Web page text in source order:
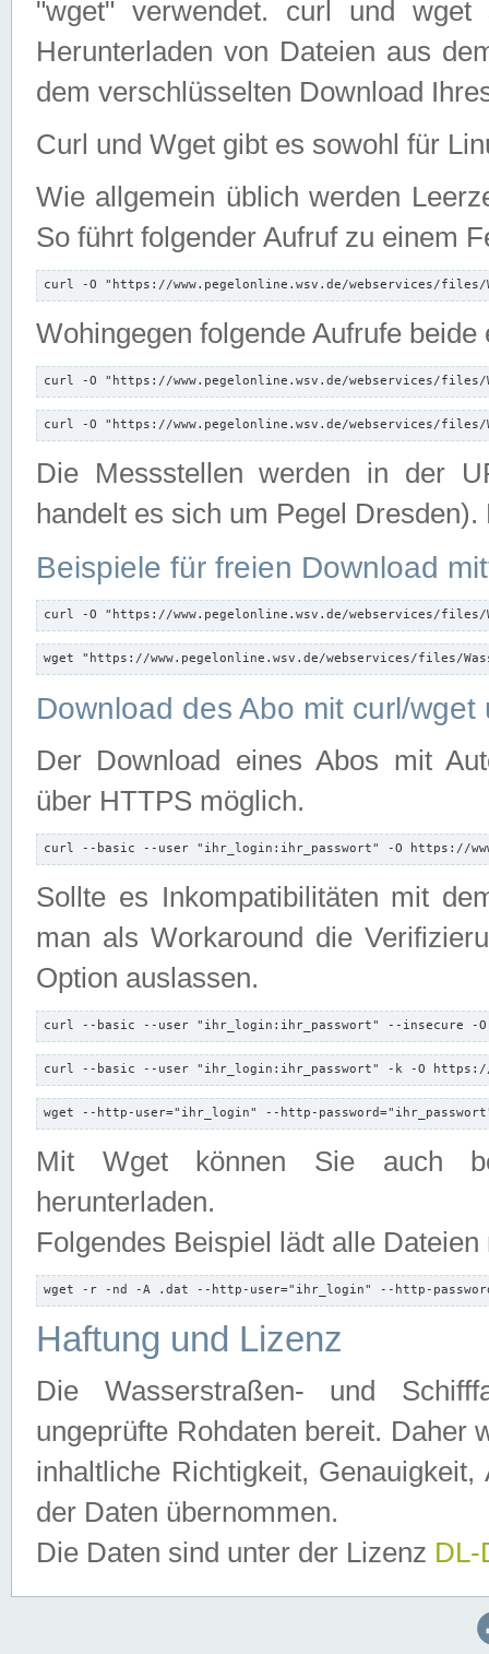
"wget" verwendet. curl und wget
Herunterladen von Dateien aus
dem verschlüsselten Download
Curl und Wget gibt es sowohl für
Wie allgemein üblich werden
So führt folgender Aufruf zu einem
curl -O "https://www.pegelonline.wsv.de/webservices/files/
Wohingegen folgende Aufrufe beide
curl -O "https://www.pegelonline.wsv.de/webservices/files/
curl -O "https://www.pegelonline.wsv.de/webservices/files/
Die Messstellen werden in der
handelt es sich um Pegel
Beispiele für freien Download
curl -O "https://www.pegelonline.wsv.de/webservices/files/
wget "https://www.pegelonline.wsv.de/webservices/files/
Download des Abo mit curl/
Der Download eines Abos mit
über HTTPS möglich.
curl --basic --user "ihr_login:ihr_passwort" -O https://
Sollte es Inkompatibilitäten mit
man als Workaround die
Option auslassen.
curl --basic --user "ihr_login:ihr_passwort" --insecure -
curl --basic --user "ihr_login:ihr_passwort" -k -O https://
wget --http-user="ihr_login" --http-
Mit Wget können Sie auch
herunterladen.
Folgendes Beispiel lädt alle
wget -r -nd -A .dat --http-user="ihr_login" --http-
Haftung und Lizenz
Die Wasserstraßen- und
ungeprüfte Rohdaten bereit. Daher
inhaltliche Richtigkeit,
der Daten übernommen.
Die Daten sind unter der Lizenz